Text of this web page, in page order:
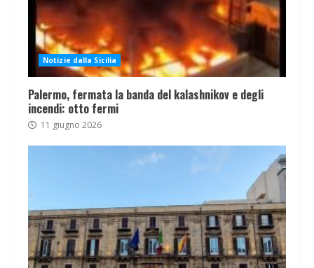
Notizie dalla Sicilia
Palermo, fermata la banda del kalashnikov e degli
incendi: otto fermi
11 giugno 2026